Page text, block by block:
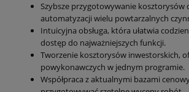
Szybsze przygotowywanie kosztorysów
automatyzacji wielu powtarzalnych
Intuicyjna obsługa, która ułatwia
dostęp do najważniejszych funkcji.
Tworzenie kosztorysów inwestorskich,
powykonawczych w jednym programie.
Współpraca z aktualnymi bazami